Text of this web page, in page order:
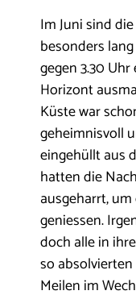
Im Juni sind
besonders
gegen 3.30
Horizont
Küste war
geheimnisvoll
eingehüllt aus
hatten die
ausgeharrt,
geniessen.
doch alle in
so
Meilen im